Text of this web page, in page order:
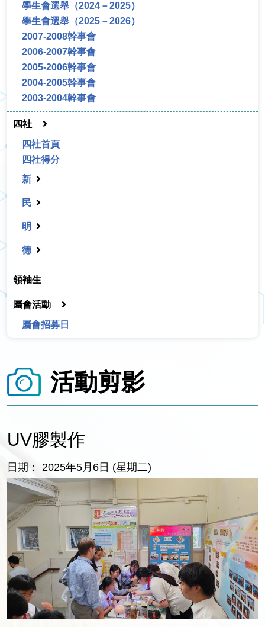
學生會選舉（2024－2025）
學生會選舉（2025－2026）
2007-2008幹事會
2006-2007幹事會
2005-2006幹事會
2004-2005幹事會
2003-2004幹事會
四社
四社首頁
四社得分
新
民
明
德
領袖生
屬會活動
屬會招募日
活動剪影
UV膠製作
日期： 2025年5月6日 (星期二)